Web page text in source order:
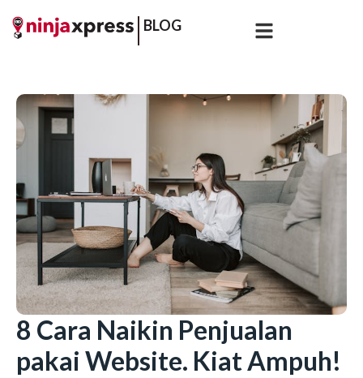
BLOG
8 Cara Naikin Penjualan
pakai Website. Kiat Ampuh!